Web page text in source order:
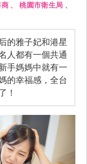
商 、桃園市衛生局 、
的雅子妃和港星
人都有一個共通
手媽媽中就有一
的幸福感，全台
！